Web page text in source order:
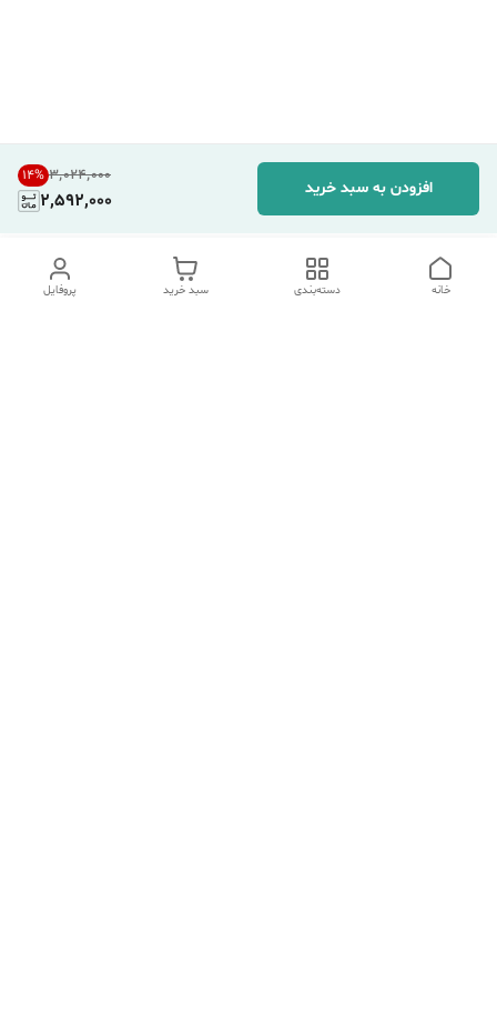
۳٬۰۲۴٬۰۰۰ 14%
2,592,000
افزودن به سبد خرید
پروفایل سبد خرید دسته‌بندی خانه